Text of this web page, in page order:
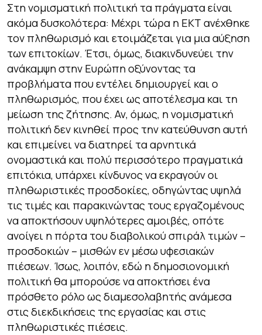
Στη νομισματική πολιτική τα πράγματα είναι
ακόμα δυσκολότερα: Μέχρι τώρα η ΕΚΤ ανέχθηκε
τον πληθωρισμό και ετοιμάζεται για μια αύξηση
των επιτοκίων. Έτσι, όμως, διακινδυνεύει την
ανάκαμψη στην Ευρώπη οξύνοντας τα
προβλήματα που εντέλει δημιουργεί και ο
πληθωρισμός, που έχει ως αποτέλεσμα και τη
μείωση της ζήτησης. Αν, όμως, η νομισματική
πολιτική δεν κινηθεί προς την κατεύθυνση αυτή
και επιμείνει να διατηρεί τα αρνητικά
ονομαστικά και πολύ περισσότερο πραγματικά
επιτόκια, υπάρχει κίνδυνος να εκραγούν οι
πληθωριστικές προσδοκίες, οδηγώντας υψηλά
τις τιμές και παρακινώντας τους εργαζομένους
να αποκτήσουν υψηλότερες αμοιβές, οπότε
ανοίγει η πόρτα του διαβολικού σπιράλ τιμών –
προσδοκιών – μισθών εν μέσω υφεσιακών
πιέσεων. Ίσως, λοιπόν, εδώ η δημοσιονομική
πολιτική θα μπορούσε να αποκτήσει ένα
πρόσθετο ρόλο ως διαμεσολαβητής ανάμεσα
στις διεκδικήσεις της εργασίας και στις
πληθωριστικές πιέσεις.